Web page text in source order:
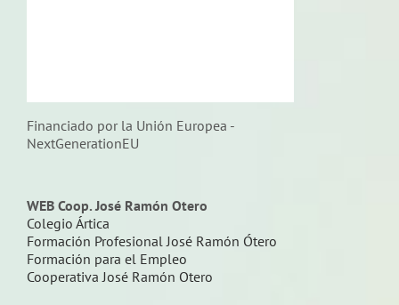
Financiado por la Unión Europea -
NextGenerationEU
WEB Coop. José Ramón Otero
Colegio Ártica
Formación Profesional José Ramón Ótero
Formación para el Empleo
Cooperativa José Ramón Otero